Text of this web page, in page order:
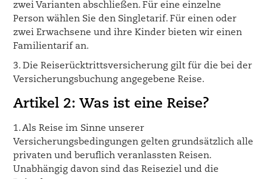
zwei Varianten abschließen. Für eine einzelne
Person wählen Sie den Singletarif. Für einen oder
zwei Erwachsene und ihre Kinder bieten wir einen
Familientarif an.
3. Die Reiserücktrittsversicherung gilt für die bei der
Versicherungsbuchung angegebene Reise.
Artikel 2: Was ist eine Reise?
1. Als Reise im Sinne unserer
Versicherungsbedingungen gelten grundsätzlich alle
privaten und beruflich veranlassten Reisen.
Unabhängig davon sind das Reiseziel und die